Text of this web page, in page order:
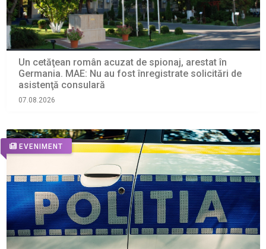
Un cetăţean român acuzat de spionaj, arestat în
Germania. MAE: Nu au fost înregistrate solicitări de
asistenţă consulară
07.08.2026
EVENIMENT